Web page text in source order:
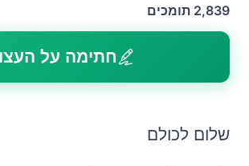
2,839 תומכים
חתימה על
שלום לכולם